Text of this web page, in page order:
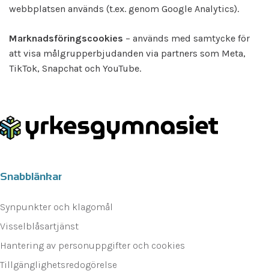
webbplatsen används (t.ex. genom Google Analytics).
Marknadsföringscookies – används med samtycke för
att visa målgrupperbjudanden via partners som Meta,
TikTok, Snapchat och YouTube.
Snabblänkar
Synpunkter och klagomål
Visselblåsartjänst
Hantering av personuppgifter och cookies
Tillgänglighetsredogörelse